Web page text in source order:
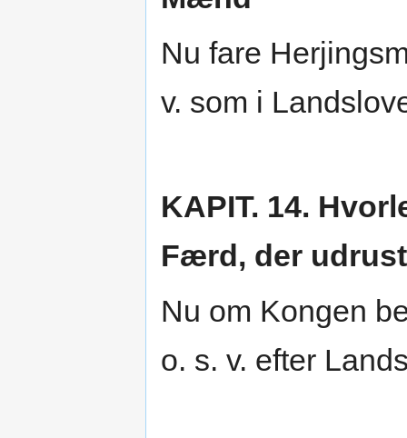
Nu fare
v. som i
KAPIT. 14.
Færd, der
Nu om Kongen
o. s. v. efter